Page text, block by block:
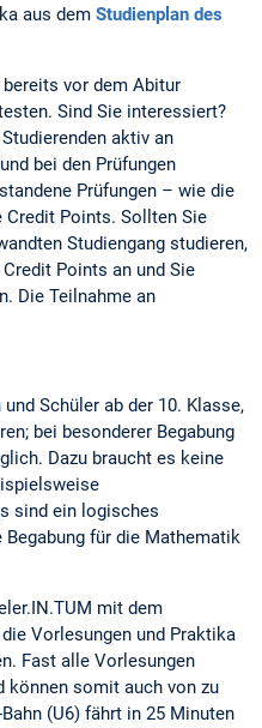
aus dem Studienplan des
vor dem Abitur
Sind Sie interessiert?
aktiv an
bei den Prüfungen
Prüfungen – wie die
Credit Points. Sollten Sie
Studiengang studieren,
Points an und Sie
Die Teilnahme an
Schüler ab der 10. Klasse,
bei besonderer Begabung
Dazu braucht es keine
sind ein logisches
für die Mathematik
mit dem
Vorlesungen und Praktika
Fast alle Vorlesungen
können somit auch von zu
(U6) fährt in 25 Minuten